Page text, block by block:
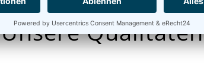
qualitativ. hochwertig. passgenau.
Unsere Qualitäten